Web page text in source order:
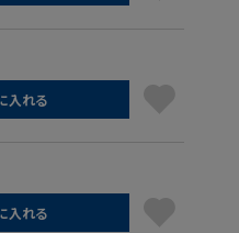
入れる
入れる